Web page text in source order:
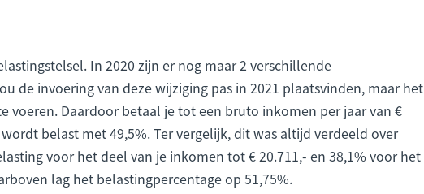
In 2020 zijn er nog maar 2 verschillende
de invoering van deze wijziging pas in 2021 plaatsvinden, maar het
voeren. Daardoor betaal je tot een bruto inkomen per jaar van €
belast met 49,5%. Ter vergelijk, dit was altijd verdeeld over
voor het deel van je inkomen tot € 20.711,- en 38,1% voor het
lag het belastingpercentage op 51,75%.